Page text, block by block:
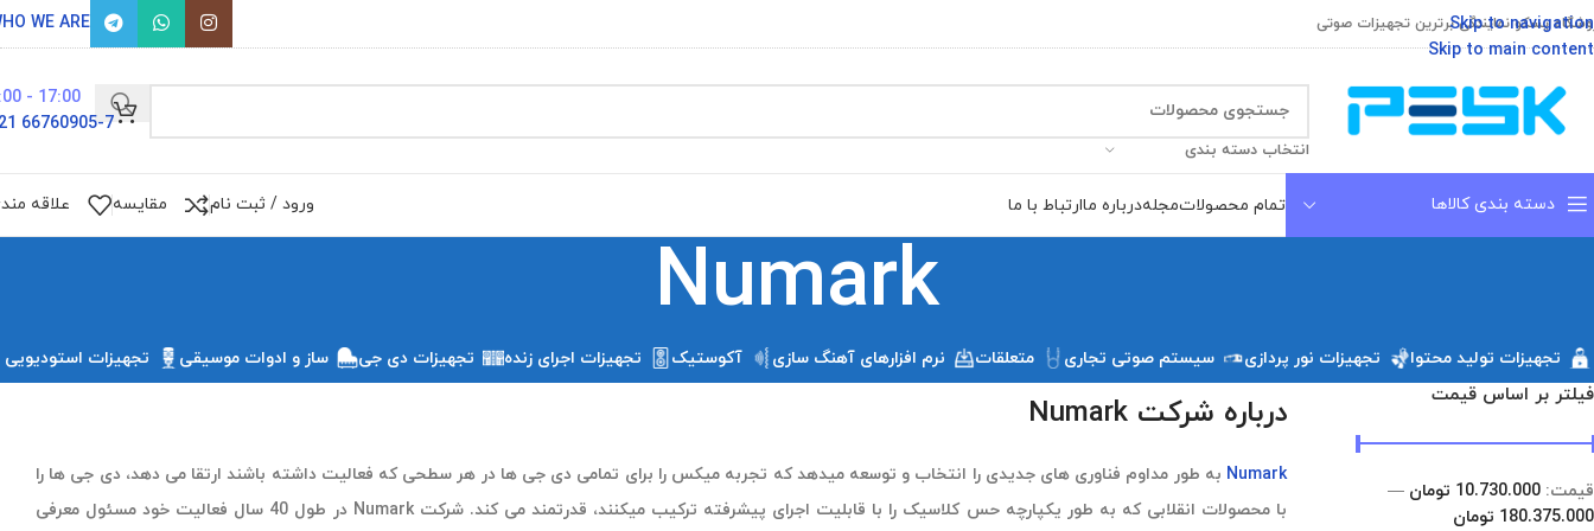
Skip to navigation
Skip to main content
پسکو نمایندگی برترین تجهیزات صوتی WE ARE
انتخاب دسته بندی
17:00 - 9:00
66760905-7 021
دسته بندی کالاها تمام محصولاتمجلهدرباره ماارتباط با ما ورود / ثبت نام مقایسه علاقه
Numark
تجهیزات تولید محتوا تجهیزات نور پردازی سیستم صوتی تجاری متعلقات نرم افزارهای آهنگ سازی آکوستیک تجهیزات اجرای زنده تجهیزات دی جی ساز و ادوات موسیقی تجهیزات استودیویی
فیلتر بر اساس قیمت
قیمت: 10.730.000 تومان
—
180.375.000 تومان
درباره شرکت Numark
Numark به طور مداوم فناوری های جدیدی را انتخاب و توسعه میدهد که تجربه میکس را برای تمامی دی جی ها در هر سطحی که فعالیت داشته باشند ارتقا می دهد، دی جی ها را
با محصولات انقلابی که به طور یکپارچه حس کلاسیک را با قابلیت اجرای پیشرفته ترکیب میکنند، قدرتمند می کند. شرکت Numark در طول 40 سال فعالیت خود مسئول معرفی